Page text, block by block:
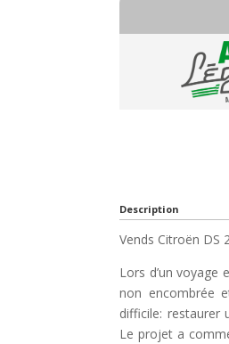
Description
Vends Citroën DS
Lors d’un voyage
non encombrée
difficile: restaurer
Le projet a